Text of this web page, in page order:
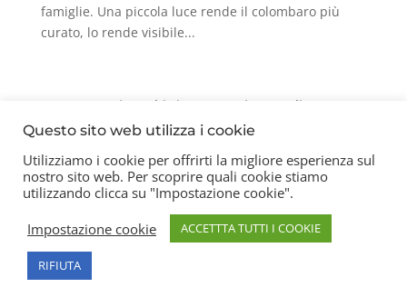
famiglie. Una piccola luce rende il colombaro più
curato, lo rende visibile...
Contatti Chi siamo Privacy Policy
Copyright 2026 © Frigerio Renzo Snc P.IVA
08003270157
Questo sito web utilizza i cookie
Utilizziamo i cookie per offrirti la migliore esperienza sul
nostro sito web. Per scoprire quali cookie stiamo
utilizzando clicca su "Impostazione cookie".
Impostazione cookie
ACCETTTA TUTTI I COOKIE
RIFIUTA